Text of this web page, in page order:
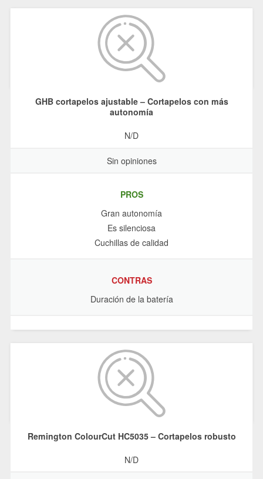
GHB cortapelos ajustable – Cortapelos con más
autonomía
N/D
Sin opiniones
PROS
Gran autonomía
Es silenciosa
Cuchillas de calidad
CONTRAS
Duración de la batería
Remington ColourCut HC5035 – Cortapelos robusto
N/D